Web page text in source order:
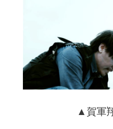
▲賀軍